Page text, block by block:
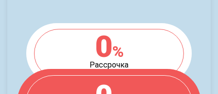
0%
Рассрочка